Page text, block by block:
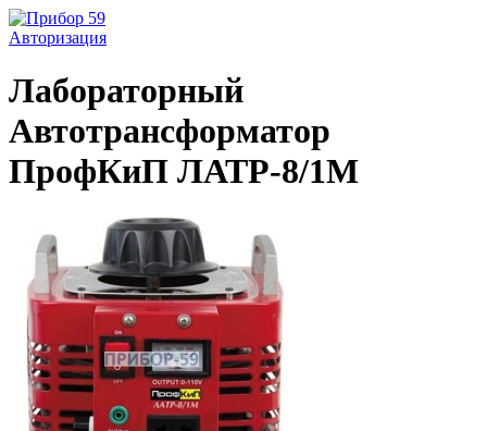
Авторизация
Лабораторный
Автотрансформатор
ПрофКиП ЛАТР-8/1М